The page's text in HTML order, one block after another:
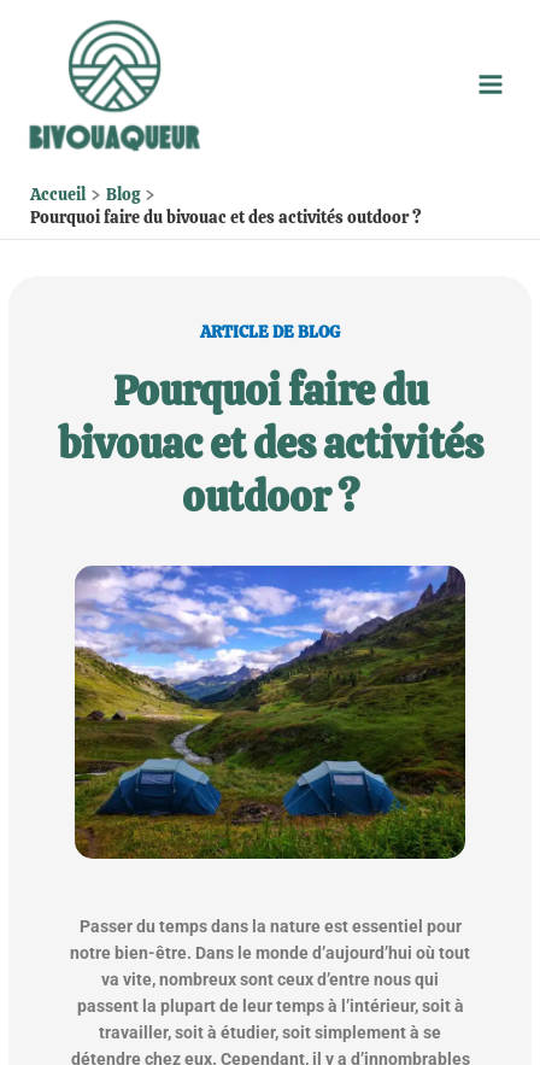
Accueil
Blog
Pourquoi faire du bivouac et des activités outdoor ?
ARTICLE DE BLOG
Pourquoi faire du
bivouac et des activités
outdoor ?
Passer du temps dans la nature est essentiel pour
notre bien-être. Dans le monde d’aujourd’hui où tout
va vite, nombreux sont ceux d’entre nous qui
passent la plupart de leur temps à l’intérieur, soit à
travailler, soit à étudier, soit simplement à se
détendre chez eux. Cependant, il y a d’innombrables